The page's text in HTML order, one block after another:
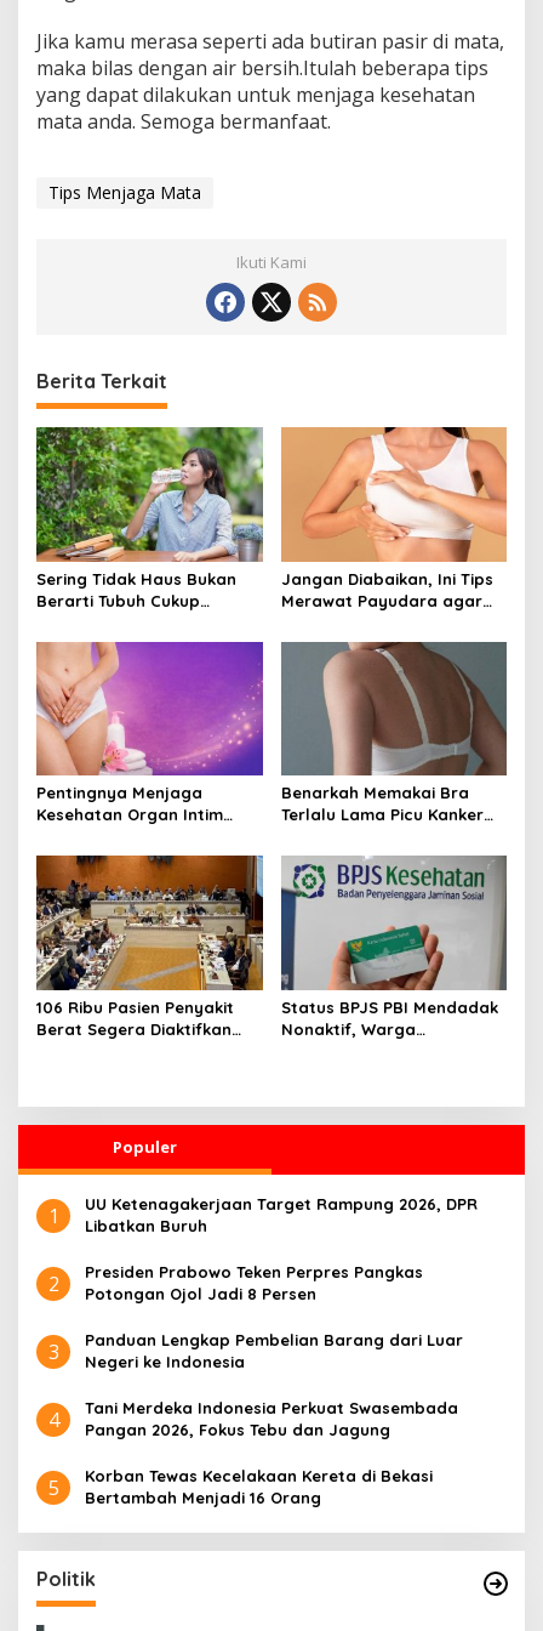
Jika kamu merasa seperti ada butiran pasir di mata,
maka bilas dengan air bersih.Itulah beberapa tips
yang dapat dilakukan untuk menjaga kesehatan
mata anda. Semoga bermanfaat.
Tips Menjaga Mata
Ikuti Kami
Berita Terkait
Sering Tidak Haus Bukan
Berarti Tubuh Cukup
Dehidrasi Ringan
Jangan Diabaikan, Ini Tips
Merawat Payudara agar
dari Risiko Penyakit
Pentingnya Menjaga
Kesehatan Organ Intim
Perawatan Agar Tetap
Bersih
Benarkah Memakai Bra
Terlalu Lama Picu Kanker
Medis dan Fakta Ilmiahnya
106 Ribu Pasien Penyakit
Berat Segera Diaktifkan
Status BPJS PBI Mendadak
Nonaktif, Warga
Populer
1
UU Ketenagakerjaan Target Rampung 2026, DPR
Libatkan Buruh
2
Presiden Prabowo Teken Perpres Pangkas
Potongan Ojol Jadi 8 Persen
3
Panduan Lengkap Pembelian Barang dari Luar
Negeri ke Indonesia
4
Tani Merdeka Indonesia Perkuat Swasembada
Pangan 2026, Fokus Tebu dan Jagung
5
Korban Tewas Kecelakaan Kereta di Bekasi
Bertambah Menjadi 16 Orang
Politik